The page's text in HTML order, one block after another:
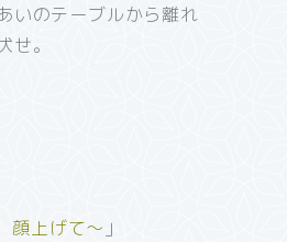
いのテーブルから離れ
せ。
顔上げて～ 」